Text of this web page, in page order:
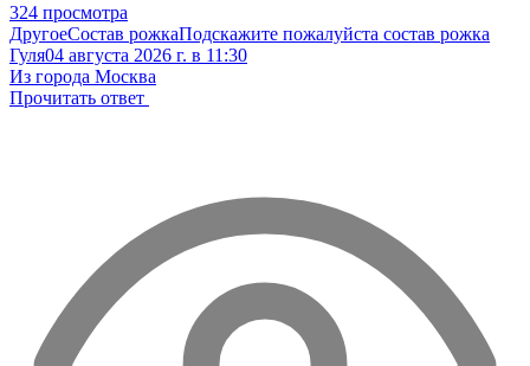
324 просмотра
ДругоеСостав рожкаПодскажите пожалуйста состав рожка
Гуля04 августа 2026 г. в 11:30
Из города Москва
Прочитать ответ